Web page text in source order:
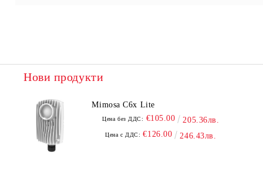
Нови продукти
Mimosa C6x Lite
Цена без ДДС: €105.00 205.36лв.
Цена с ДДС: €126.00 246.43лв.